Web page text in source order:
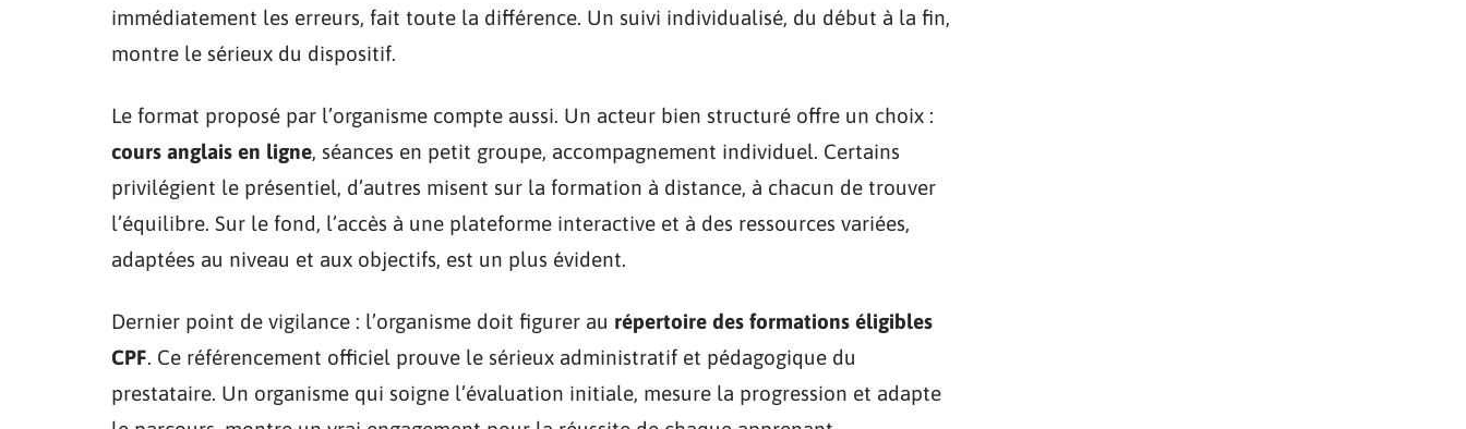
immédiatement les erreurs, fait toute la différence. Un suivi individualisé, du début à la fin,
montre le sérieux du dispositif.
Le format proposé par l’organisme compte aussi. Un acteur bien structuré offre un choix :
cours anglais en ligne, séances en petit groupe, accompagnement individuel. Certains
privilégient le présentiel, d’autres misent sur la formation à distance, à chacun de trouver
l’équilibre. Sur le fond, l’accès à une plateforme interactive et à des ressources variées,
adaptées au niveau et aux objectifs, est un plus évident.
Dernier point de vigilance : l’organisme doit figurer au répertoire des formations éligibles
CPF. Ce référencement officiel prouve le sérieux administratif et pédagogique du
prestataire. Un organisme qui soigne l’évaluation initiale, mesure la progression et adapte